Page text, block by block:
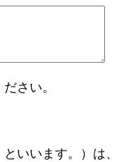
さい。
いいます。）は、